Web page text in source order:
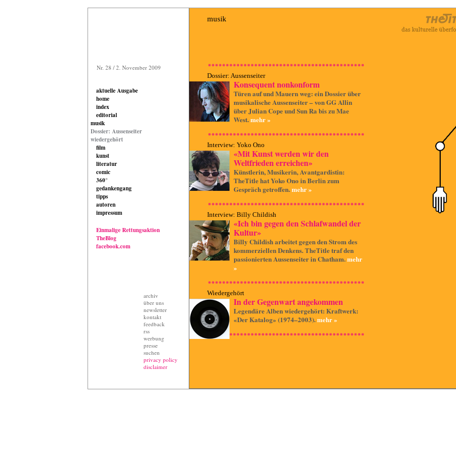
Nr. 28 / 2. November 2009
aktuelle Ausgabe
home
index
editorial
musik
Dossier: Aussenseiter
wiedergehört
film
kunst
literatur
comic
360°
gedankengang
tipps
autoren
impressum
Einmalige Rettungsaktion
TheBlog
facebook.com
archiv
über uns
newsletter
kontakt
feedback
rss
werbung
presse
suchen
privacy policy
disclaimer
musik
Dossier: Aussenseiter
Konsequent nonkonform
Türen auf und Mauern weg: ein Dossier über
musikalische Aussenseiter – von GG Allin
über Julian Cope und Sun Ra bis zu Mae
West.mehr »
Interview: Yoko Ono
«Mit Kunst werden wir den
Weltfrieden erreichen»
Künstlerin, Musikerin, Avantgardistin:
TheTitle hat Yoko Ono in Berlin zum
Gespräch getroffen.mehr »
Interview: Billy Childish
«Ich bin gegen den Schlafwandel der
Kultur»
Billy Childish arbeitet gegen den Strom des
kommerziellen Denkens. TheTitle traf den
passionierten Aussenseiter in Chatham.mehr
»
Wiedergehört
In der Gegenwart angekommen
Legendäre Alben wiedergehört: Kraftwerk:
«Der Katalog» (1974–2003).mehr »